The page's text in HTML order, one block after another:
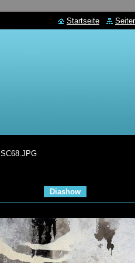
SC68.JPG
Diashow
Startseite